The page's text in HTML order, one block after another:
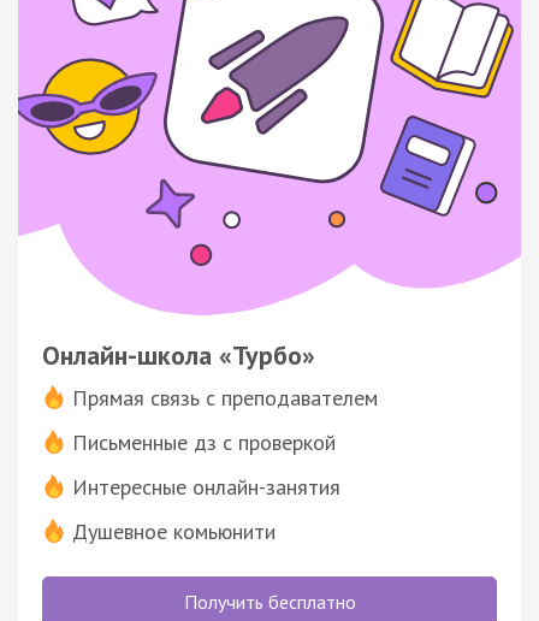
Онлайн-школа «Турбо»
Прямая связь с преподавателем
Письменные дз с проверкой
Интересные онлайн-занятия
Душевное комьюнити
Получить бесплатно